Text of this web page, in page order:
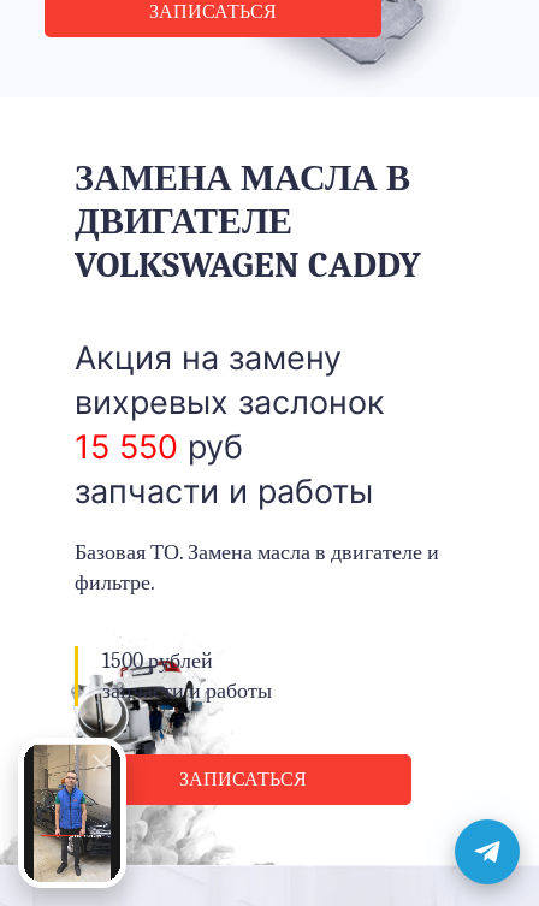
ЗАПИСАТЬСЯ
ЗАМЕНА МАСЛА В
ДВИГАТЕЛЕ
VOLKSWAGEN CADDY
Акция на замену
вихревых заслонок
15 550 руб
запчасти и работы
Базовая ТО. Замена масла в двигателе и
фильтре.
1500 рублей
запчасти и работы
ЗАПИСАТЬСЯ